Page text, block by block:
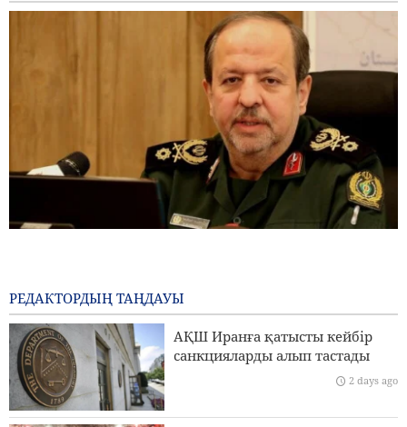
23 hours ago
Пезешкиан: Біз келіссөздер процесіндегі Палестина
көшбасшыларының әрбір шешімін қолдаймыз
Сананың Эр-Риядқа қатаң ескертуі
РЕДАКТОРДЫҢ ТАҢДАУЫ
АҚШ Иранға қатысты кейбір
санкцияларды алып тастады
2 days ago